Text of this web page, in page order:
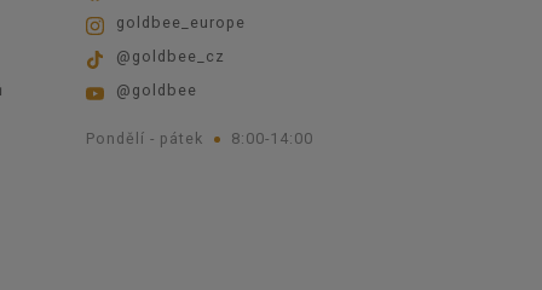
goldbee_europe
@goldbee_cz
@goldbee
Pondělí - pátek 8:00-14:00